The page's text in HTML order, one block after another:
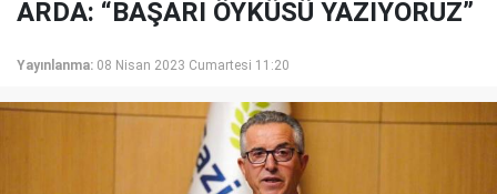
ARDA: “BAŞARI ÖYKÜSÜ YAZIYORUZ”
Yayınlanma: 08 Nisan 2023 Cumartesi 11:20